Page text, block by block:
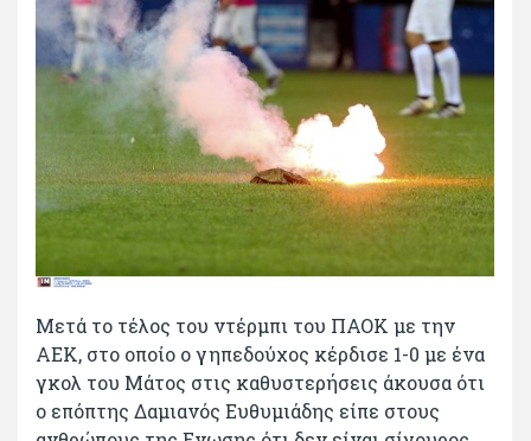
Μετά το τέλος του ντέρμπι του ΠΑΟΚ με την
ΑΕΚ, στο οποίο ο γηπεδούχος κέρδισε 1-0 με ένα
γκολ του Μάτος στις καθυστερήσεις άκουσα ότι
ο επόπτης Δαμιανός Ευθυμιάδης είπε στους